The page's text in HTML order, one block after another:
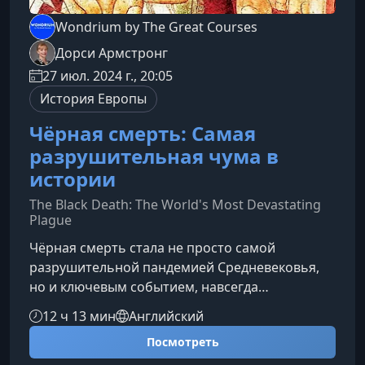
Wondrium by The Great Courses
Дорси Армстронг
27 июл. 2024 г., 20:05
История Европы
Чёрная смерть: Самая
разрушительная чума в
истории
The Black Death: The World's Most Devastating
Plague
Чёрная смерть стала не просто самой
разрушительной пандемией Средневековья,
но и ключевым событием, навсегда
изменившим политический, социальный и
культурный облик Европы. Этот курс помогает
глубже понять причины трагедии, масштабы
12 ч 13 мин Английский
Посмотреть